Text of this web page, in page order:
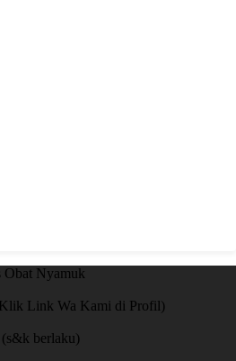
Obat Nyamuk
Link Wa Kami di Profil)
berlaku)